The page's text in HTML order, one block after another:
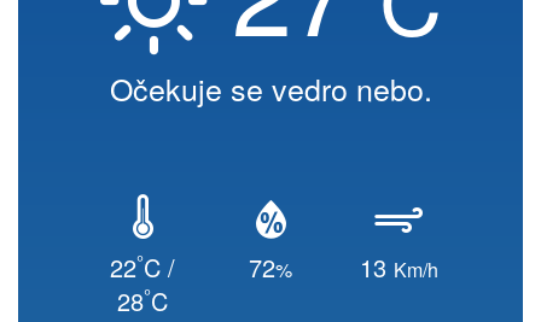
Očekuje se vedro nebo.
22°C /
28°C
72% 13 Km/h